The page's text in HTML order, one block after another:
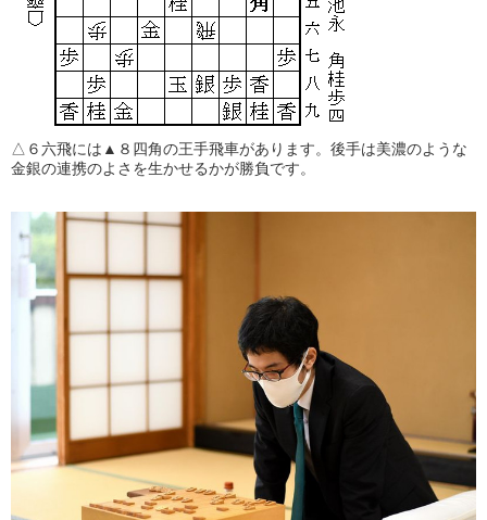
△６六飛には▲８四角の王手飛車があります。後手は美濃のような
金銀の連携のよさを生かせるかが勝負です。